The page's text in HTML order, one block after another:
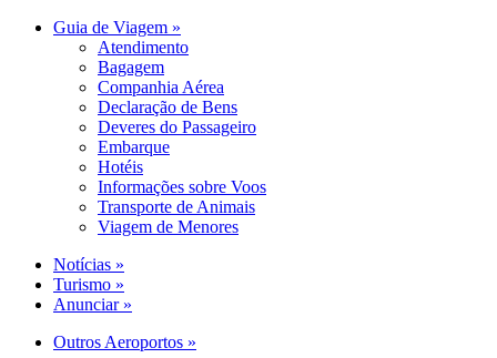
Guia de Viagem »
Atendimento
Bagagem
Companhia Aérea
Declaração de Bens
Deveres do Passageiro
Embarque
Hotéis
Informações sobre Voos
Transporte de Animais
Viagem de Menores
Notícias »
Turismo »
Anunciar »
Outros Aeroportos »